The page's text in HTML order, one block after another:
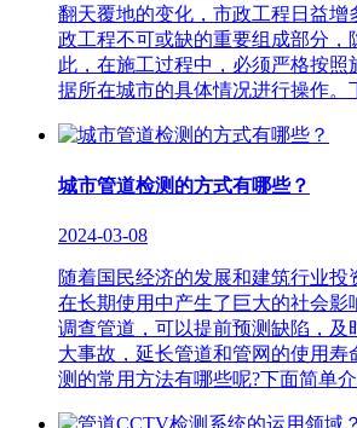
翻天覆地的变化，市政工程日益增
政工程不可或缺的重要组成部分，
此，在施工过程中，必须严格按照
据所在城市的具体情况进行操作。
城市管道检测的方式有哪些？
2024-03-08
随着国民经济的发展和建筑行业投
在长期使用中产生了巨大的社会影
调查管道，可以提前预测缺陷，及
大事故，延长管道和管网的使用寿
测的常用方法有哪些呢?下面简单介